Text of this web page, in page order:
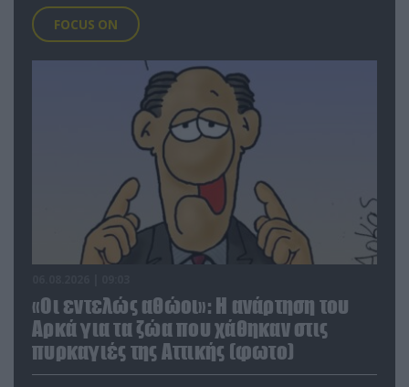
FOCUS ON
«Οι εντελώς αθώοι»: Η ανάρτηση του
Αρκά για τα ζώα που χάθηκαν στις
πυρκαγιές της Αττικής (φωτο)